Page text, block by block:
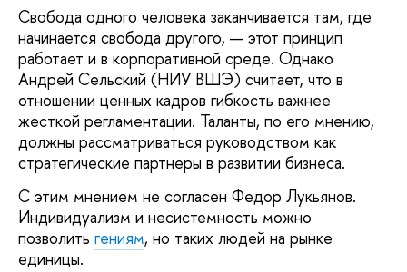
Свобода одного человека заканчивается там, где
начинается свобода другого, — этот принцип
работает и в корпоративной среде. Однако
Андрей Сельский (НИУ ВШЭ) считает, что в
отношении ценных кадров гибкость важнее
жесткой регламентации. Таланты, по его мнению,
должны рассматриваться руководством как
стратегические партнеры в развитии бизнеса.
С этим мнением не согласен Федор Лукьянов.
Индивидуализм и несистемность можно
позволить гениям, но таких людей на рынке
единицы.